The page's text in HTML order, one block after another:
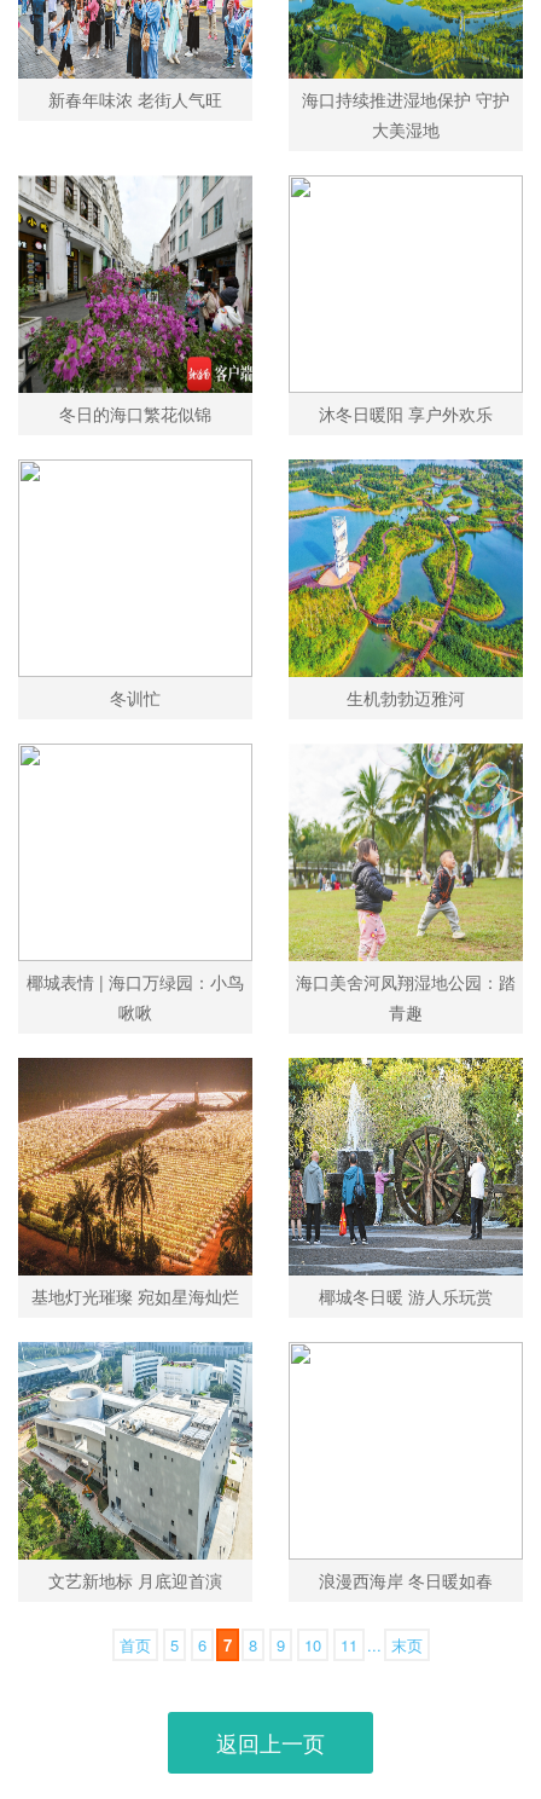
新春年味浓 老街人气旺
海口持续推进湿地保护 守护
大美湿地
冬日的海口繁花似锦 沐冬日暖阳 享户外欢乐
冬训忙 生机勃勃迈雅河
椰城表情 | 海口万绿园：小鸟
啾啾
海口美舍河凤翔湿地公园：踏
青趣
基地灯光璀璨 宛如星海灿烂 椰城冬日暖 游人乐玩赏
文艺新地标 月底迎首演 浪漫西海岸 冬日暖如春
首页 5 6 7 8 9 10 11 ... 末页
返回上一页